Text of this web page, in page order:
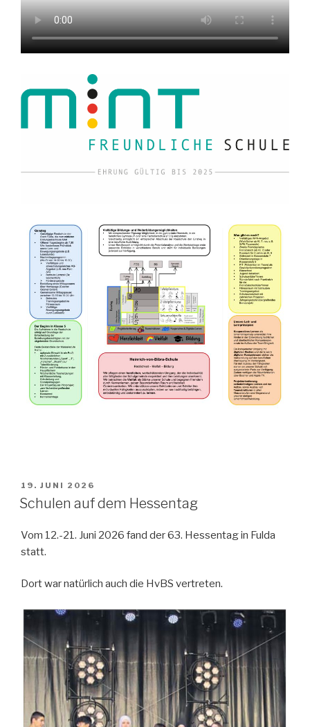
VERÖFFENTLICHT
AM
19. JUNI 2026
Schulen auf dem Hessentag
Vom 12.-21. Juni 2026 fand der 63. Hessentag in Fulda
statt.
Dort war natürlich auch die HvBS vertreten.